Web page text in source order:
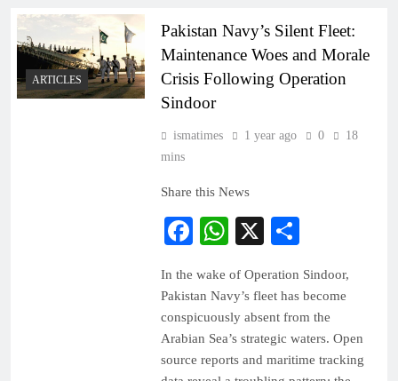
ARTICLES
Pakistan Navy’s Silent Fleet:
Maintenance Woes and Morale
Crisis Following Operation
Sindoor
ismatimes 1 year ago 0
18
mins
Share this News
Facebook
WhatsApp
X
In the wake of Operation Sindoor,
Pakistan Navy’s fleet has become
conspicuously absent from the
Arabian Sea’s strategic waters. Open
source reports and maritime tracking